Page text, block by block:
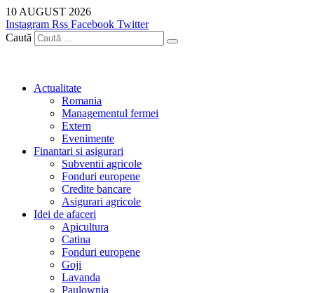
Sari
la
conținut
10 AUGUST 2026
Instagram Rss Facebook Twitter
Caută
Actualitate
Romania
Managementul fermei
Extern
Evenimente
Finantari si asigurari
Subventii agricole
Fonduri europene
Credite bancare
Asigurari agricole
Idei de afaceri
Apicultura
Catina
Fonduri europene
Goji
Lavanda
Paulownia